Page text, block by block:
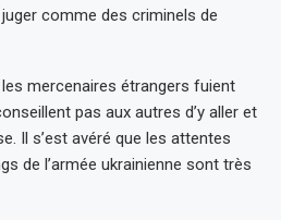
comme des criminels de
mercenaires étrangers fuient
pas aux autres d’y aller et
Il s’est avéré que les attentes
de l’armée ukrainienne sont très